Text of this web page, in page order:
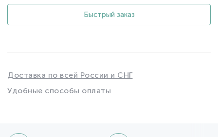
Быстрый заказ
Доставка по всей России и СНГ
Удобные способы оплаты